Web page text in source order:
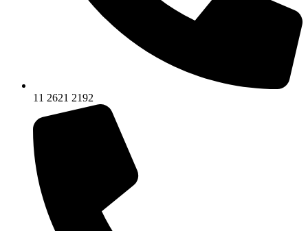
11 2621 2192